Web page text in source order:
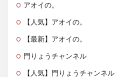
アオイの。
【人気】アオイの。
【最新】アオイの。
門りょうチャンネル
【人気】門りょうチャンネル